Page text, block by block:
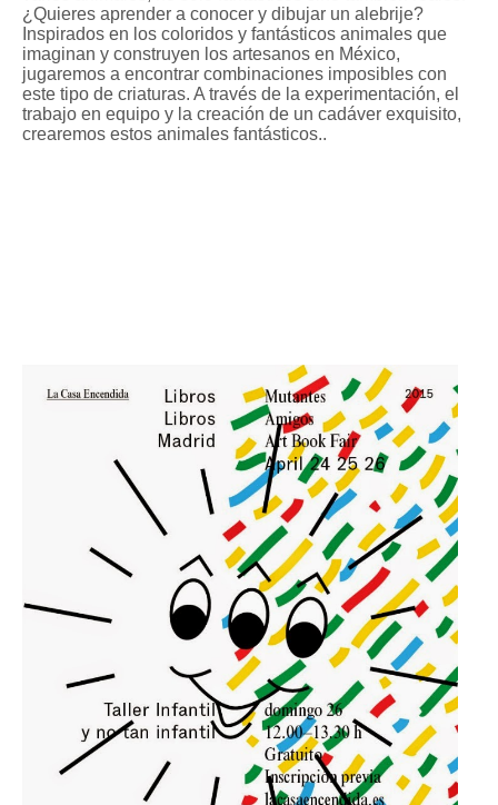
¿Quieres aprender a conocer y dibujar un alebrije?
Inspirados en los coloridos y fantásticos animales que
imaginan y construyen los artesanos en México,
jugaremos a encontrar combinaciones imposibles con
este tipo de criaturas. A través de la experimentación, el
trabajo en equipo y la creación de un cadáver exquisito,
crearemos estos animales fantásticos..